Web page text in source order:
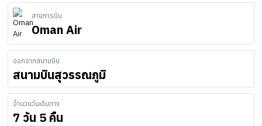
สายการบิน
Oman Air
ออกจากสนามบิน
สนามบินสุวรรณภูมิ
จำนวนวันเดินทาง
7 วัน 5 คืน